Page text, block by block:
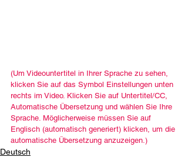
(Um Videountertitel in Ihrer Sprache zu sehen,
klicken Sie auf das Symbol Einstellungen unten
rechts im Video. Klicken Sie auf Untertitel/CC,
Automatische Übersetzung und wählen Sie Ihre
Sprache. Möglicherweise müssen Sie auf
Englisch (automatisch generiert) klicken, um die
automatische Übersetzung anzuzeigen.)
Deutsch